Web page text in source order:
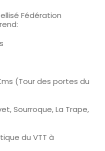
Fédération
(Tour des portes du
Sourroque, La Trape,
du VTT à